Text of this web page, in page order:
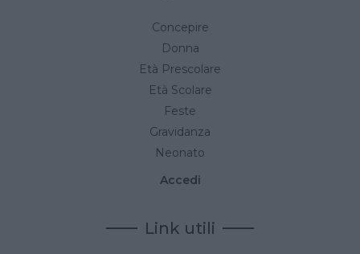
Concepire
Donna
Età Prescolare
Età Scolare
Feste
Gravidanza
Neonato
Accedi
Link utili